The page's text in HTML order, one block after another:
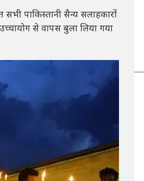
पाकिस्तानी सैन्य सलाहकारों
से वापस बुला लिया गया